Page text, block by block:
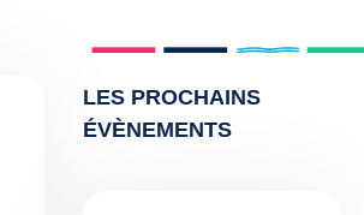
LES PROCHAINS
ÉVÈNEMENTS